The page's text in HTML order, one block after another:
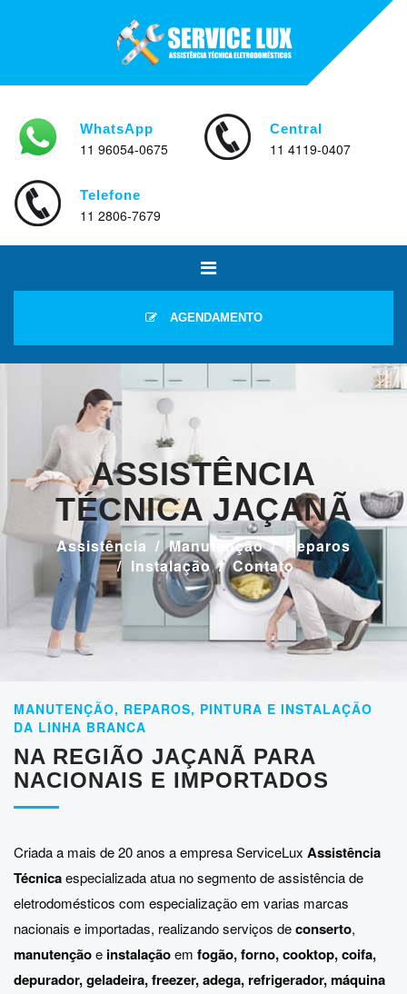
WhatsApp
11 96054-0675
Central
11 4119-0407
Telefone
11 2806-7679
AGENDAMENTO
ASSISTÊNCIA
TÉCNICA JAÇANÃ
Assistência Manutenção
Reparos
Instalação
Contato
MANUTENÇÃO, REPAROS, PINTURA E INSTALAÇÃO
DA LINHA BRANCA
NA REGIÃO JAÇANÃ PARA
NACIONAIS E IMPORTADOS
Criada a mais de 20 anos a empresa ServiceLux Assistência
Técnicaespecializada atua no segmento de assistência de
eletrodomésticos com especialização em varias marcas
nacionais e importadas, realizando serviços deconserto,
manutençãoe instalaçãoem fogão, forno, cooktop, coifa,
depurador, geladeira, freezer, adega, refrigerador, máquina